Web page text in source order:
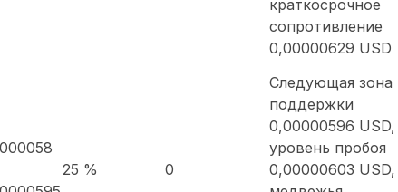
краткосрочное
сопротивление
0,00000629 USD
25 % 0
Следующая зона
поддержки
0,00000596 USD,
уровень пробоя
0,00000603 USD,